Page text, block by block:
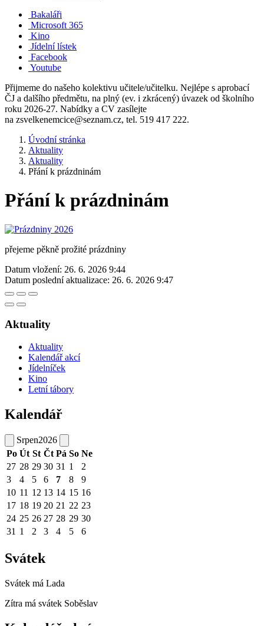
Bakaláři
Microsoft 365
Kino
Jídelní lístek
Facebook
Youtube
Přijmeme do našeho kolektivu učitele/učitelku. Nejlépe s aprobací
ČJ a dalšího předmětu, na plný (ev. i zkrácený) úvazek od školního
roku 2026-27. Nabídky a CV zasílejte
na zsvelkenemcice@seznam.cz, tel. 519 417 222.
Úvodní stránka
Aktuality
Aktuality
Přání k prázdninám
Přání k prázdninám
přejeme pěkně prožité prázdniny
Datum vložení: 26. 6. 2026 9:44
Datum poslední aktualizace: 26. 6. 2026 9:47
Aktuality
Aktuality
Kalendář akcí
Jídelníček
Kino
Letní tábory
Kalendář
Srpen2026
Po Út St Čt Pá So Ne
27 28 29 30 31 1
2
3
4 5 6 7 8
9
10 11 12 13 14 15 16
17 18 19 20 21 22 23
24 25 26 27 28 29 30
31 1 2 3 4 5 6
Svátek
Svátek má Lada
Zítra má svátek Soběslav